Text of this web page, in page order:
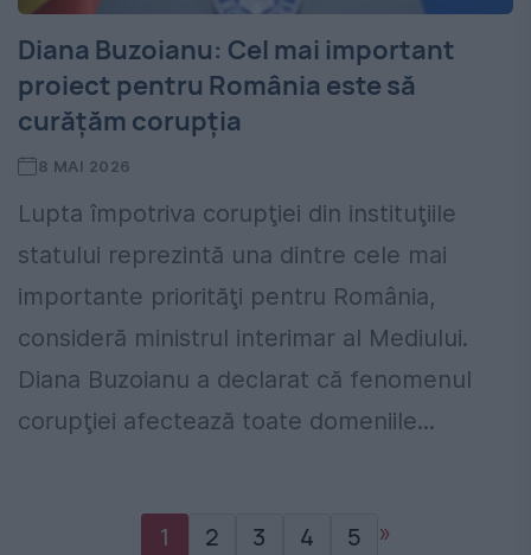
Diana Buzoianu: Cel mai important
proiect pentru România este să
curăţăm corupţia
8 MAI 2026
Lupta împotriva corupţiei din instituţiile
statului reprezintă una dintre cele mai
importante priorităţi pentru România,
consideră ministrul interimar al Mediului.
Diana Buzoianu a declarat că fenomenul
corupţiei afectează toate domeniile...
1 2 3 4 5 »